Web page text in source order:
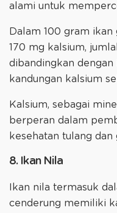
alami untuk
Dalam 100 gram ikan
170 mg kalsium,
dibandingkan
kandungan kalsium
Kalsium, sebagai
berperan dalam
kesehatan tulang dan
8. Ikan Nila
Ikan nila termasuk
cenderung memiliki